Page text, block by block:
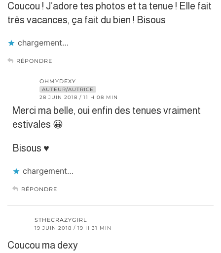
Coucou ! J’adore tes photos et ta tenue ! Elle fait
très vacances, ça fait du bien ! Bisous
chargement…
RÉPONDRE
OHMYDEXY
AUTEUR/AUTRICE
28 JUIN 2018 / 11 H 08 MIN
Merci ma belle, oui enfin des tenues vraiment
estivales 😀
Bisous ♥
chargement…
RÉPONDRE
STHECRAZYGIRL
19 JUIN 2018 / 19 H 31 MIN
Coucou ma dexy